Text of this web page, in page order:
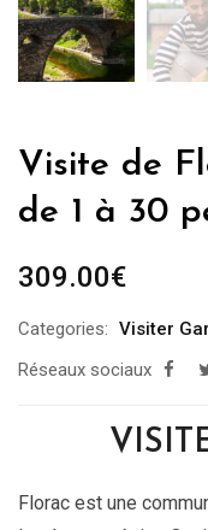
Visite de
de 1 à 30
309.00€
Categories: Visiter
Réseaux sociaux
Florac est une